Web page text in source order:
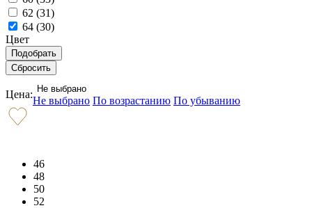
62 (31)
64 (30)
Цвет
Цена: Не выбрано
Не выбрано По возрастанию По убыванию
46
48
50
52